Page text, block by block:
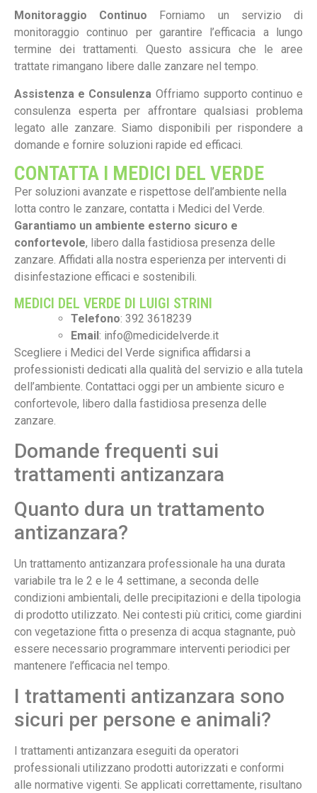
Monitoraggio Continuo Forniamo un servizio di
monitoraggio continuo per garantire l’efficacia a lungo
termine dei trattamenti. Questo assicura che le aree
trattate rimangano libere dalle zanzare nel tempo.
Assistenza e Consulenza Offriamo supporto continuo e
consulenza esperta per affrontare qualsiasi problema
legato alle zanzare. Siamo disponibili per rispondere a
domande e fornire soluzioni rapide ed efficaci.
CONTATTA I MEDICI DEL VERDE
Per soluzioni avanzate e rispettose dell’ambiente nella
lotta contro le zanzare, contatta i Medici del Verde.
Garantiamo un ambiente esterno sicuro e
confortevole, libero dalla fastidiosa presenza delle
zanzare. Affidati alla nostra esperienza per interventi di
disinfestazione efficaci e sostenibili.
MEDICI DEL VERDE DI LUIGI STRINI
Telefono: 392 3618239
Email: info@medicidelverde.it
Scegliere i Medici del Verde significa affidarsi a
professionisti dedicati alla qualità del servizio e alla tutela
dell’ambiente. Contattaci oggi per un ambiente sicuro e
confortevole, libero dalla fastidiosa presenza delle
zanzare.
Domande frequenti sui
trattamenti antizanzara
Quanto dura un trattamento
antizanzara?
Un trattamento antizanzara professionale ha una durata
variabile tra le 2 e le 4 settimane, a seconda delle
condizioni ambientali, delle precipitazioni e della tipologia
di prodotto utilizzato. Nei contesti più critici, come giardini
con vegetazione fitta o presenza di acqua stagnante, può
essere necessario programmare interventi periodici per
mantenere l’efficacia nel tempo.
I trattamenti antizanzara sono
sicuri per persone e animali?
I trattamenti antizanzara eseguiti da operatori
professionali utilizzano prodotti autorizzati e conformi
alle normative vigenti. Se applicati correttamente, risultano